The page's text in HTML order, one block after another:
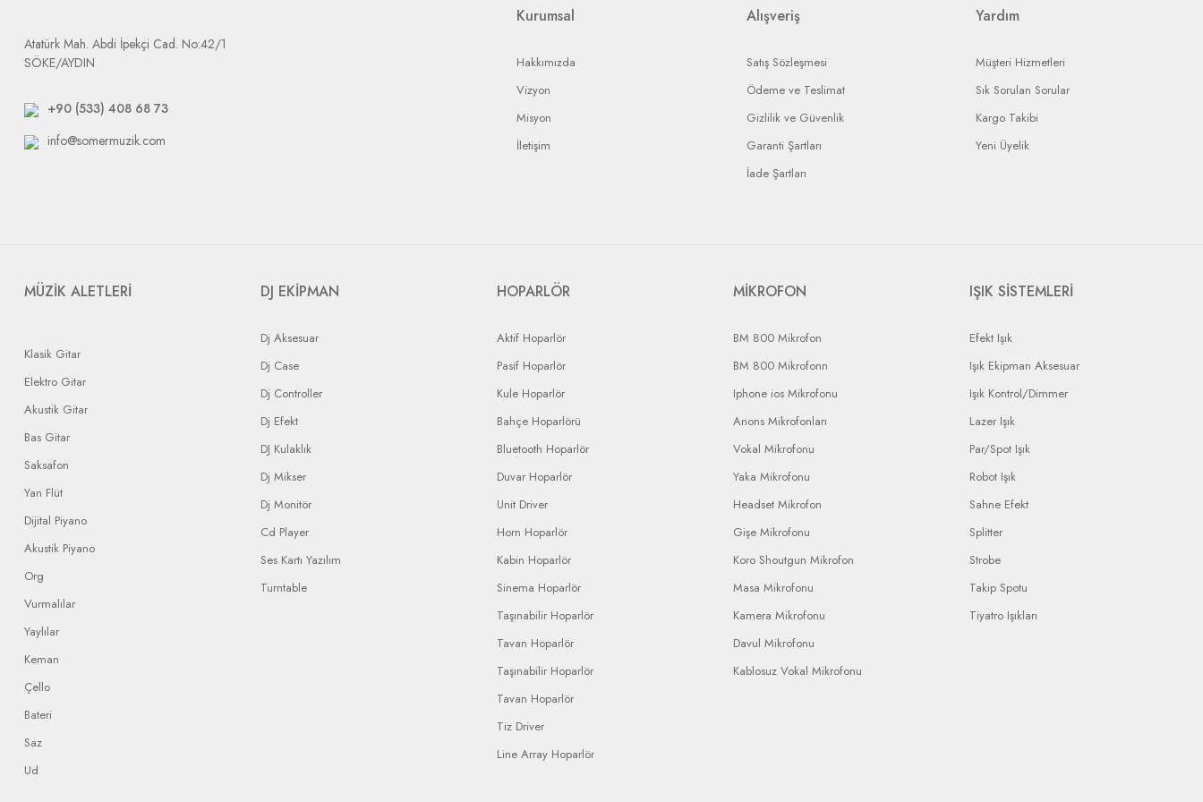
Dikkat etmeniz gerek durum: tarafımıza yapılacak bütün gönderilerin anlaşmalı olduğumuz kargo firmaları ile yapılması gerekir.
Atatürk Mah. Abdi İpekçi Cad. No:42/1
SÖKE/AYDIN
+90 (533) 408 68 73
info@somermuzik.com
Kurumsal
Hakkımızda
Vizyon
Misyon
İletişim
Alışveriş
Satış Sözleşmesi
Ödeme ve Teslimat
Gizlilik ve Güvenlik
Garanti Şartları
İade Şartları
Yardım
Müşteri Hizmetleri
Sık Sorulan Sorular
Kargo Takibi
Yeni Üyelik
MÜZİK ALETLERİ
Klasik Gitar
Elektro Gitar
Akustik Gitar
Bas Gitar
Saksafon
Yan Flüt
Dijital Piyano
Akustik Piyano
Org
Vurmalılar
Yaylılar
Keman
Çello
Bateri
Saz
Ud
DJ EKİPMAN
Dj Aksesuar
Dj Case
Dj Controller
Dj Efekt
DJ Kulaklık
Dj Mikser
Dj Monitör
Cd Player
Ses Kartı Yazılım
Turntable
HOPARLÖR
Aktif Hoparlör
Pasif Hoparlör
Kule Hoparlör
Bahçe Hoparlörü
Bluetooth Hoparlör
Duvar Hoparlör
Unit Driver
Horn Hoparlör
Kabin Hoparlör
Sinema Hoparlör
Taşınabilir Hoparlör
Tavan Hoparlör
Taşınabilir Hoparlör
Tavan Hoparlör
Tiz Driver
Line Array Hoparlör
MİKROFON
BM 800 Mikrofon
BM 800 Mikrofonn
Iphone ios Mikrofonu
Anons Mikrofonları
Vokal Mikrofonu
Yaka Mikrofonu
Headset Mikrofon
Gişe Mikrofonu
Koro Shoutgun Mikrofon
Masa Mikrofonu
Kamera Mikrofonu
Davul Mikrofonu
Kablosuz Vokal Mikrofonu
IŞIK SİSTEMLERİ
Efekt Işık
Işık Ekipman Aksesuar
Işık Kontrol/Dimmer
Lazer Işık
Par/Spot Işık
Robot Işık
Sahne Efekt
Splitter
Strobe
Takip Spotu
Tiyatro Işıkları